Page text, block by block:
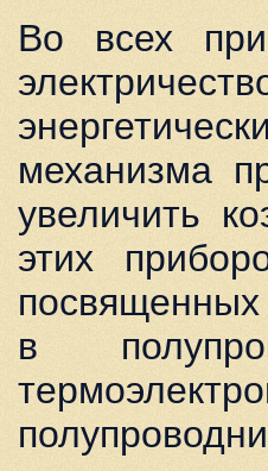
Во всех
механизма
увеличить
этих
в